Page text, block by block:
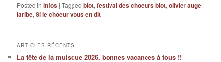
Posted in infos |Tagged biot,festival des choeurs biot,olivier auge
laribe,Si le choeur vous en dit
ARTICLES RÉCENTS
La fête de la muisque 2026, bonnes vacances à tous !!